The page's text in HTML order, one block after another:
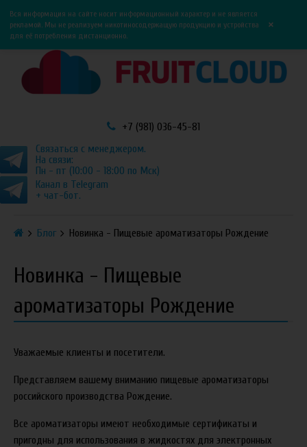
0
Вся информация на сайте носит информационный характер и не является
рекламой. Мы не реализуем никотиносодержащую продукцию и устройства
для её потребления дистанционно.
×
+7 (981) 036-45-81
Связаться с менеджером.
На связи:
Пн - пт (10:00 - 18:00 по Мск)
Канал в Telegram
+ чат-бот.
Блог Новинка - Пищевые ароматизаторы Рождение
Новинка - Пищевые
ароматизаторы Рождение
Уважаемые клиенты и посетители.
Представляем вашему вниманию пищевые ароматизаторы
российского производства Рождение.
Все ароматизаторы имеют необходимые сертификаты и
пригодны для использования в жидкостях для электронных